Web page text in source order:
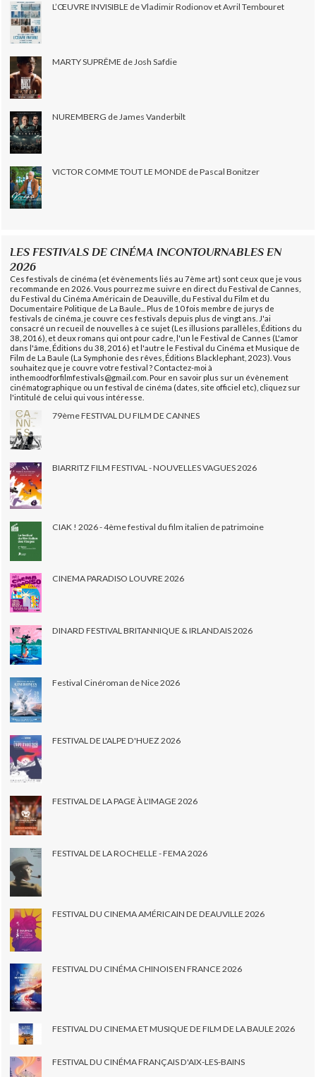
L’ŒUVRE INVISIBLE de Vladimir Rodionov et Avril Tembouret
MARTY SUPRÊME de Josh Safdie
NUREMBERG de James Vanderbilt
VICTOR COMME TOUT LE MONDE de Pascal Bonitzer
LES FESTIVALS DE CINÉMA INCONTOURNABLES EN
2026
Ces festivals de cinéma (et évènements liés au 7ème art) sont ceux que je vous
recommande en 2026. Vous pourrez me suivre en direct du Festival de Cannes,
du Festival du Cinéma Américain de Deauville, du Festival du Film et du
Documentaire Politique de La Baule... Plus de 10 fois membre de jurys de
festivals de cinéma, je couvre ces festivals depuis plus de vingt ans. J'ai
consacré un recueil de nouvelles à ce sujet (Les illusions parallèles, Éditions du
38, 2016), et deux romans qui ont pour cadre, l'un le Festival de Cannes (L'amor
dans l'âme, Éditions du 38, 2016) et l'autre le Festival du Cinéma et Musique de
Film de La Baule (La Symphonie des rêves, Éditions Blacklephant, 2023). Vous
souhaitez que je couvre votre festival ? Contactez-moi à
inthemoodforfilmfestivals@gmail.com. Pour en savoir plus sur un évènement
cinématographique ou un festival de cinéma (dates, site officiel etc), cliquez sur
l'intitulé de celui qui vous intéresse.
79ème FESTIVAL DU FILM DE CANNES
BIARRITZ FILM FESTIVAL - NOUVELLES VAGUES 2026
CIAK ! 2026 - 4ème festival du film italien de patrimoine
CINEMA PARADISO LOUVRE 2026
DINARD FESTIVAL BRITANNIQUE & IRLANDAIS 2026
Festival Cinéroman de Nice 2026
FESTIVAL DE L'ALPE D'HUEZ 2026
FESTIVAL DE LA PAGE À L'IMAGE 2026
FESTIVAL DE LA ROCHELLE - FEMA 2026
FESTIVAL DU CINEMA AMÉRICAIN DE DEAUVILLE 2026
FESTIVAL DU CINÉMA CHINOIS EN FRANCE 2026
FESTIVAL DU CINEMA ET MUSIQUE DE FILM DE LA BAULE 2026
FESTIVAL DU CINÉMA FRANÇAIS D'AIX-LES-BAINS